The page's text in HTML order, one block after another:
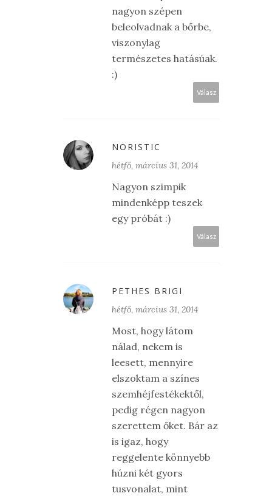
nagyon szépen
beleolvadnak a bőrbe,
viszonylag
természetes hatásúak.
:)
Válasz
NORISTIC
hétfő, március 31, 2014
Nagyon szimpik
mindenképp teszek
egy próbát :)
Válasz
PETHES BRIGI
hétfő, március 31, 2014
Most, hogy látom
nálad, nekem is
leesett, mennyire
elszoktam a színes
szemhéjfestékektől,
pedig régen nagyon
szerettem őket. Bár az
is igaz, hogy
reggelente könnyebb
húzni két gyors
tusvonalat, mint